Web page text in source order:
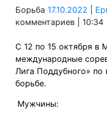
Борьба 17.10.2022
комментариев
10:34
С 12 по 15 октября в
международные
Лига Поддубного»
борьбе.
Мужчины: